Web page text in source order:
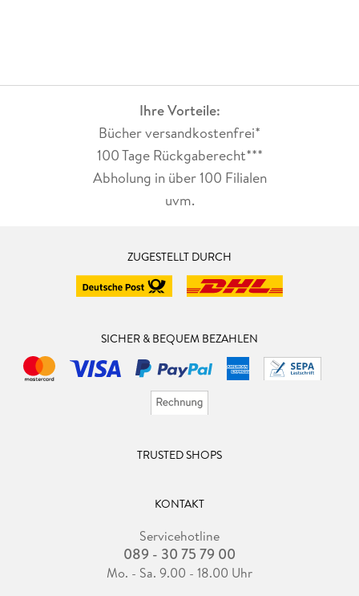
Ihre Vorteile:
Bücher versandkostenfrei*
100 Tage Rückgaberecht***
Abholung in über 100 Filialen
uvm.
ZUGESTELLT DURCH
SICHER & BEQUEM BEZAHLEN
TRUSTED SHOPS
KONTAKT
Servicehotline
089 - 30 75 79 00
Mo. - Sa. 9.00 - 18.00 Uhr